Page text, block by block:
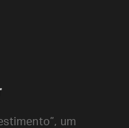
um